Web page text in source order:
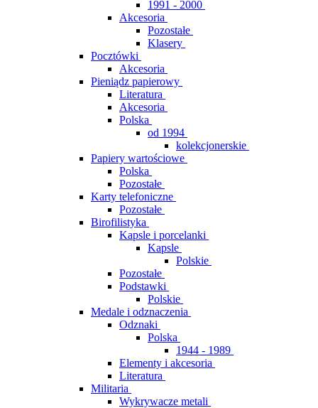
1991 - 2000
Akcesoria
Pozostałe
Klasery
Pocztówki
Akcesoria
Pieniądz papierowy
Literatura
Akcesoria
Polska
od 1994
kolekcjonerskie
Papiery wartościowe
Polska
Pozostałe
Karty telefoniczne
Pozostałe
Birofilistyka
Kapsle i porcelanki
Kapsle
Polskie
Pozostałe
Podstawki
Polskie
Medale i odznaczenia
Odznaki
Polska
1944 - 1989
Elementy i akcesoria
Literatura
Militaria
Wykrywacze metali